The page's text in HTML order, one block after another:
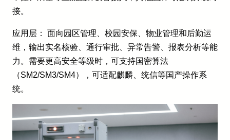
接。
应用层： 面向园区管理、校园安保、物业管理和后勤运
维，输出实名核验、通行审批、异常告警、报表分析等能
力。需要更高安全等级时，可支持国密算法
（SM2/SM3/SM4），可适配麒麟、统信等国产操作系
统。